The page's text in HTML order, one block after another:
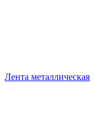
Лента металлическая